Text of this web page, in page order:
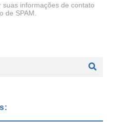
suas informações de contato
de SPAM.